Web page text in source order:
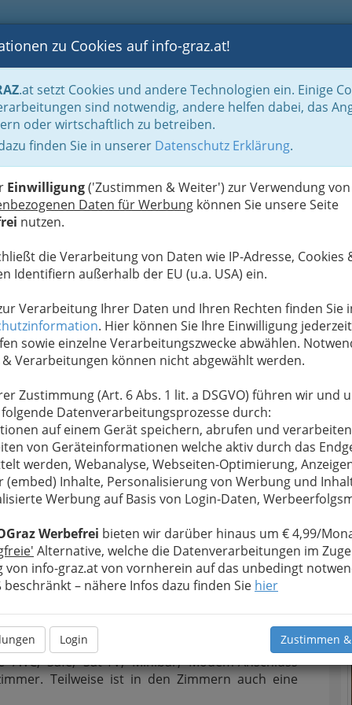
BLOGS FOTOS GASTRONOMIE BRANCHEN
zu Cookies auf info-graz.at!
.at setzt Cookies und andere Technologien ein. Einige
sind notwendig, andere helfen dabei, das
oder wirtschaftlich zu betreiben.
finden Sie in unserer Datenschutz Erklärung.
Einwilligung('Zustimmen & Weiter') zur Verwendung von
Daten für Werbung können Sie unsere Seite
nutzen.
die Verarbeitung von Daten wie IP-Adresse, Cookies
Identifiern außerhalb der EU (u.a. USA) ein.
Verarbeitung Ihrer Daten und Ihren Rechten finden Sie
. Hier können Sie Ihre Einwilligung jederzeit
sowie einzelne Verarbeitungszwecke abwählen.
& Verarbeitungen können nicht abgewählt werden.
Zustimmung (Art. 6 Abs. 1 lit. a DSGVO) führen wir und
Datenverarbeitungsprozesse durch:
auf einem Gerät speichern, abrufen und
von Geräteinformationen welche aktiv durch das
werden, Webanalyse, Webseiten-Optimierung,
(embed) Inhalte, Personalisierung von Werbung und
Werbung auf Basis von Login-Daten,
Werbefrei bieten wir darüber hinaus um € 4,99/
Alternative, welche die Datenverarbeitungen im
von info-graz.at von vornherein auf das unbedingt
beschränkt – nähere Infos dazu finden Sie hier
Login Zustimmen
Locations mieten - Lokale & Räume Seminarräume zum Mieten
im Überblick:
direkt vor
an der
Feste wie z. B.: Hochzeiten, Geburtstage,
im De-luxe Standard
mit Zusatzbett sowie die 4 Suiten sind in
Safe, Sat-TV, Minibar, Modem-Anschluss
Teilweise ist in den Zimmern auch eine